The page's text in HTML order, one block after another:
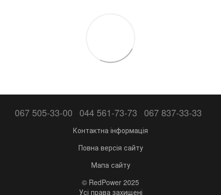
067 505-33-00 044 561-73-73 067 837-33-33
Контактна інформація
Повна версія сайту
Мапа сайту
© RedPower 2025
Усі права захищені